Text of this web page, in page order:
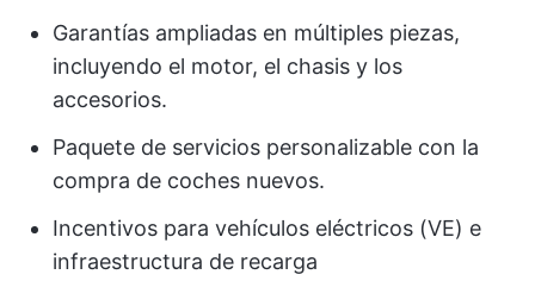
Garantías ampliadas en múltiples piezas,
incluyendo el motor, el chasis y los
accesorios.
Paquete de servicios personalizable con la
compra de coches nuevos.
Incentivos para vehículos eléctricos (VE) e
infraestructura de recarga